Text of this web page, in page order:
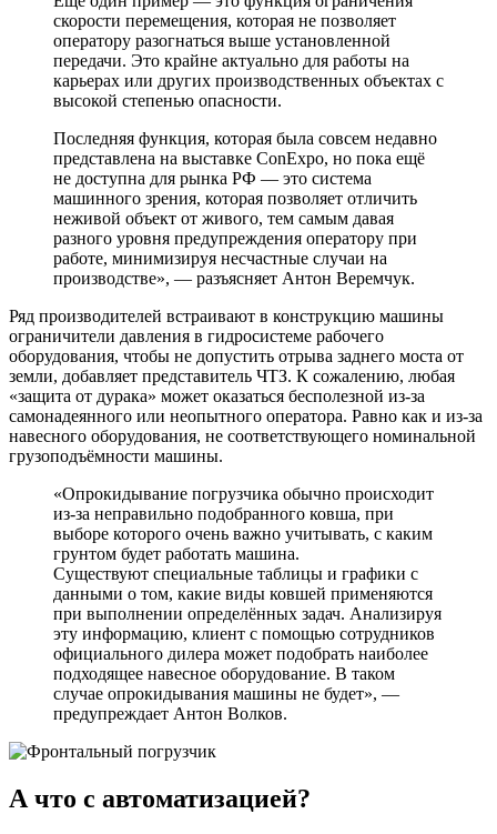
скорости перемещения, которая не позволяет
оператору разогнаться выше установленной
передачи. Это крайне актуально для работы на
карьерах или других производственных объектах с
высокой степенью опасности.
Последняя функция, которая была совсем недавно
представлена на выставке ConExpo, но пока ещё
не доступна для рынка РФ — это система
машинного зрения, которая позволяет отличить
неживой объект от живого, тем самым давая
разного уровня предупреждения оператору при
работе, минимизируя несчастные случаи на
производстве», — разъясняет Антон Веремчук.
Ряд производителей встраивают в конструкцию машины
ограничители давления в гидросистеме рабочего
оборудования, чтобы не допустить отрыва заднего моста от
земли, добавляет представитель ЧТЗ. К сожалению, любая
«защита от дурака» может оказаться бесполезной из-за
самонадеянного или неопытного оператора. Равно как и из-за
навесного оборудования, не соответствующего номинальной
грузоподъёмности машины.
«Опрокидывание погрузчика обычно происходит
из-за неправильно подобранного ковша, при
выборе которого очень важно учитывать, с каким
грунтом будет работать машина.
Существуют специальные таблицы и графики с
данными о том, какие виды ковшей применяются
при выполнении определённых задач. Анализируя
эту информацию, клиент с помощью сотрудников
официального дилера может подобрать наиболее
подходящее навесное оборудование. В таком
случае опрокидывания машины не будет», —
предупреждает Антон Волков.
А что с автоматизацией?